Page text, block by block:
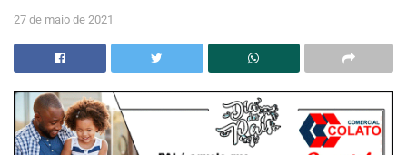
27 de maio de 2021